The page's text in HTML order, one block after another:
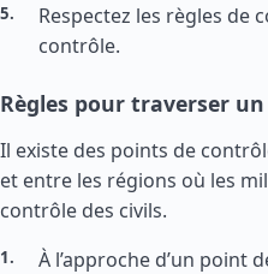
Respectez les règles de
contrôle.
Règles pour traverser
Il existe des points de
et entre les régions où les
contrôle des civils.
À l’approche d’un point